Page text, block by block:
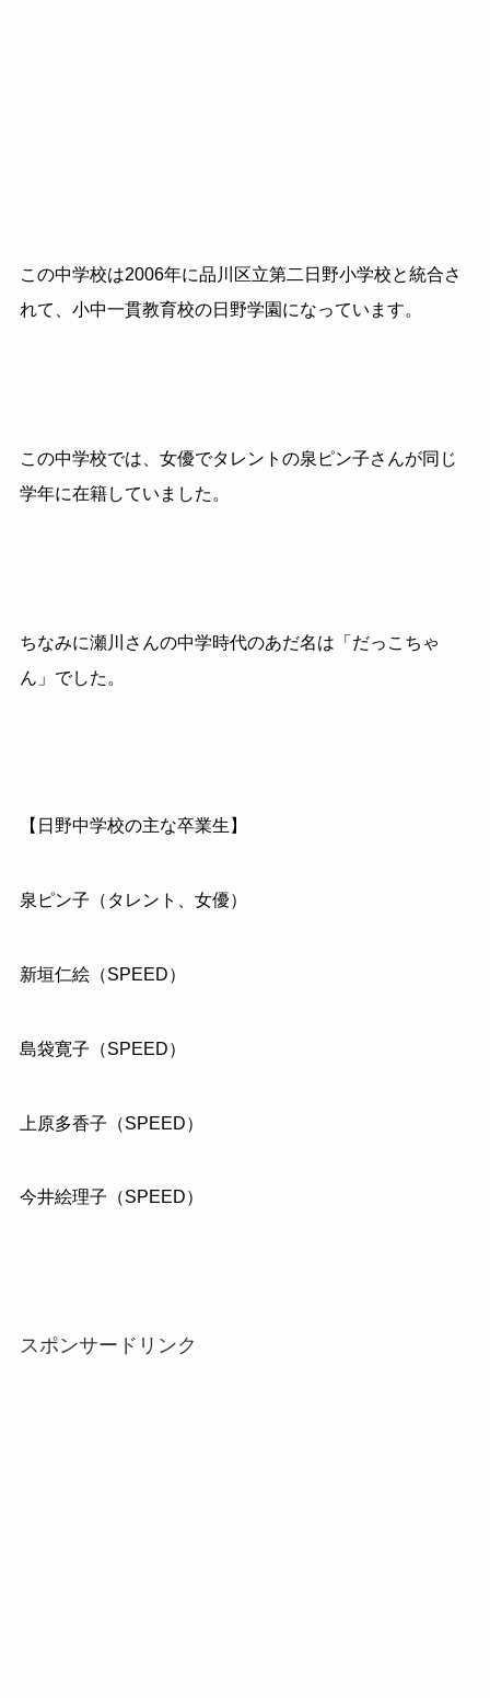
この中学校は2006年に品川区立第二日野小学校と統合さ
れて、小中一貫教育校の日野学園になっています。
この中学校では、女優でタレントの泉ピン子さんが同じ
学年に在籍していました。
ちなみに瀬川さんの中学時代のあだ名は「だっこちゃ
ん」でした。
【日野中学校の主な卒業生】
泉ピン子（タレント、女優）
新垣仁絵（SPEED）
島袋寛子（SPEED）
上原多香子（SPEED）
今井絵理子（SPEED）
スポンサードリンク